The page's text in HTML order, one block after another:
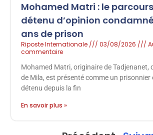
Mohamed Matri : le
détenu d’opinion
ans de prison
Riposte Internationale 03/08/2026
commentaire
Mohamed Matri, originaire de Tadjenanet,
de Mila, est présenté comme un prisonnier
détenu depuis la fin
En savoir plus »